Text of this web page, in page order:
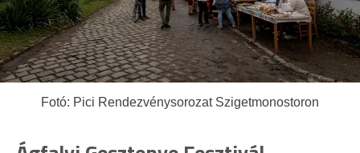
Fotó: Pici Rendezvénysorozat Szigetmonostoron